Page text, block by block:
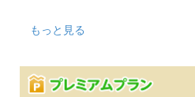
もっと見る